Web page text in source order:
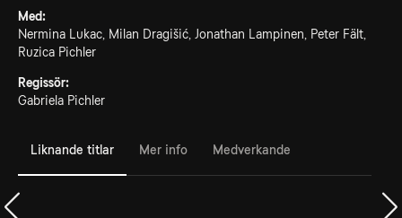
Med:
Nermina Lukac, Milan Dragišić, Jonathan Lampinen, Peter Fält,
Ruzica Pichler
Regissör:
Gabriela Pichler
Liknande titlar Mer info Medverkande